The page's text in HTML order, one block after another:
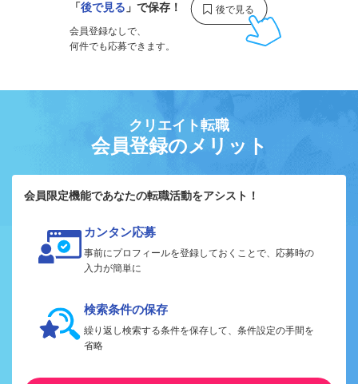
「後で見る 」で保存！
会員登録なしで、
何件でも応募できます。
クリエイト転職
会員登録のメリット
会員限定機能であなたの転職活動をアシスト！
カンタン応募
事前にプロフィールを登録しておくことで、応募時の
入力が簡単に
検索条件の保存
繰り返し検索する条件を保存して、条件設定の手間を
省略